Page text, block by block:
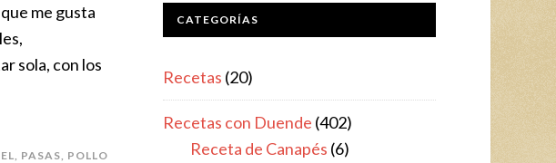
me gusta
sola, con los
PASAS POLLO
CATEGORÍAS
Recetas (20)
Recetas con Duende (402)
Receta de Canapés (6)